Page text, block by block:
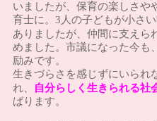
いましたが、保育の楽しさや
育士に。3人の子どもが小さ
ありましたが、仲間に支えら
めました。市議になった今も
励みです。
生きづらさを感じずにいられ
れ、 自分らしく生きられる社
ばります。